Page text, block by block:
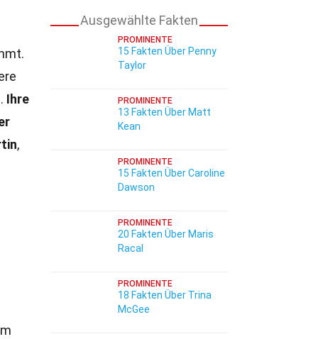
Ihre
,
Ausgewählte Fakten
PROMINENTE
15 Fakten Über Penny
Taylor
PROMINENTE
13 Fakten Über Matt
Kean
PROMINENTE
15 Fakten Über Caroline
Dawson
PROMINENTE
20 Fakten Über Maris
Racal
PROMINENTE
18 Fakten Über Trina
McGee